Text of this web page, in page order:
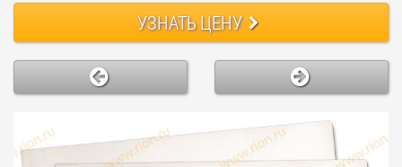
УЗНАТЬ ЦЕНУ